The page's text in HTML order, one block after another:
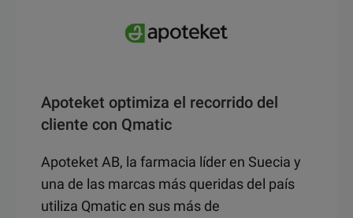
Apoteket optimiza el recorrido del
cliente con Qmatic
Apoteket AB, la farmacia líder en Suecia y
una de las marcas más queridas del país
utiliza Qmatic en sus más de